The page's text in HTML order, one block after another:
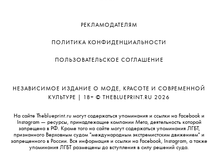
РЕКЛАМОДАТЕЛЯМ
ПОЛИТИКА КОНФИДЕНЦИАЛЬНОСТИ
ПОЛЬЗОВАТЕЛЬСКОЕ СОГЛАШЕНИЕ
НЕЗАВИСИМОЕ ИЗДАНИЕ О МОДЕ, КРАСОТЕ И СОВРЕМЕННОЙ
КУЛЬТУРЕ | 18+ © THEBLUEPRINT.RU 2026
На сайте Theblueprint.ru могут содержаться упоминания и ссылки на Facebook и
Instagram — ресурсы, принадлежащие компании Meta, деятельность которой
запрещена в РФ. Кроме того на сайте могут содержаться упоминания ЛГБТ,
признанного Верховным судом "международным экстремистским движением" и
запрещенного в России. Вся информация и ссылки на Facebook, Instagram, а также
упоминания ЛГБТ размещены до вступления в силу решений суда.